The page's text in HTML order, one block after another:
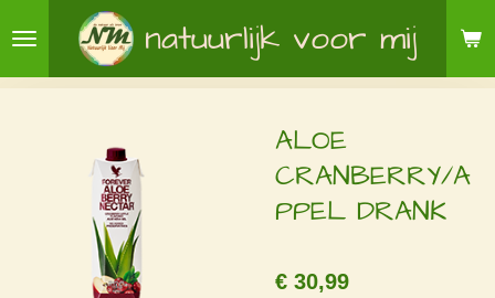
direct
naar
natuurlijk voor mij
ALOE
CRANBERRY/A
PPEL DRANK
€ 30,99